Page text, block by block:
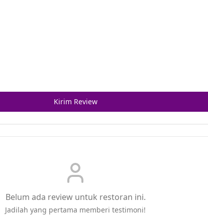
Kirim Review
Belum ada review untuk restoran ini.
Jadilah yang pertama memberi testimoni!